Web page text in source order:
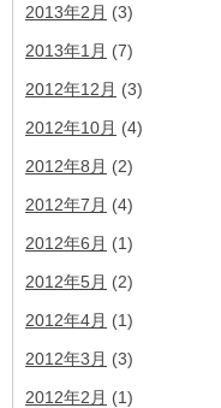
2013年2月 (3)
2013年1月 (7)
2012年12月 (3)
2012年10月 (4)
2012年8月 (2)
2012年7月 (4)
2012年6月 (1)
2012年5月 (2)
2012年4月 (1)
2012年3月 (3)
2012年2月 (1)